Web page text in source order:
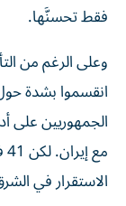
فقط تحسنَّها.
وعلى الرغم من
الاستقرار في